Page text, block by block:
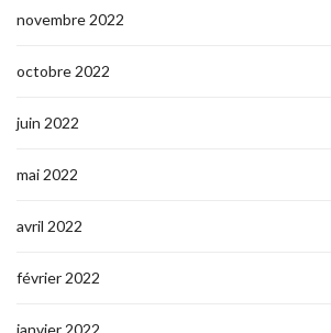
novembre 2022
octobre 2022
juin 2022
mai 2022
avril 2022
février 2022